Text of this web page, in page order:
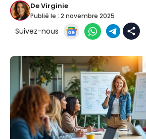
DeVirginie
Publié le : 2 novembre 2025
Suivez-nous